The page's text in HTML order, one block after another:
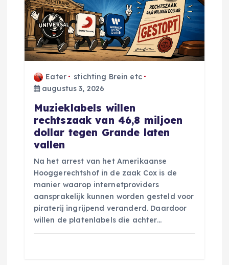
Eater
stichting Brein etc
augustus 3, 2026
Muzieklabels willen
rechtszaak van 46,8 miljoen
dollar tegen Grande laten
vallen
Na het arrest van het Amerikaanse
Hooggerechtshof in de zaak Cox is de
manier waarop internetproviders
aansprakelijk kunnen worden gesteld voor
piraterij ingrijpend veranderd. Daardoor
willen de platenlabels die achter…